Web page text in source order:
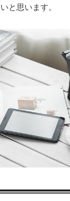
と思います。